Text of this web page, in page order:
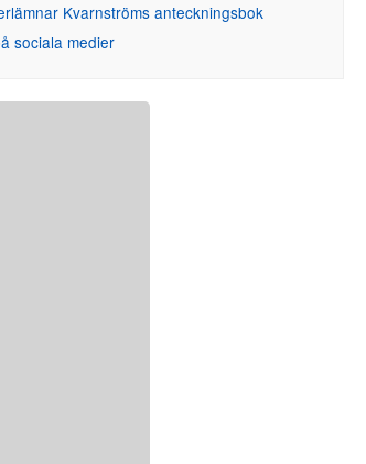
Kvarnströms anteckningsbok
sociala medier